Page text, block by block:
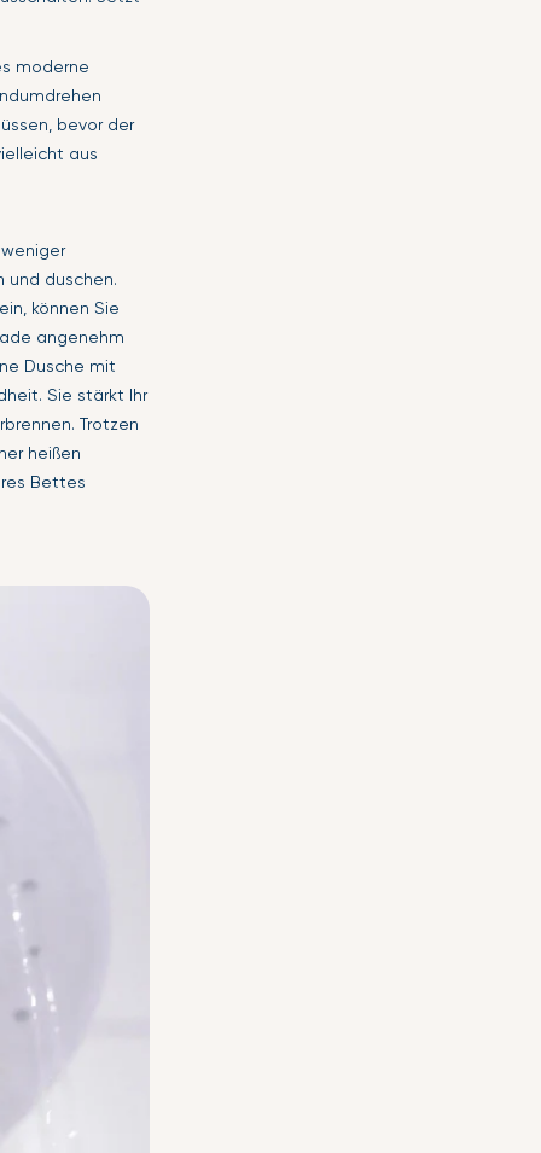
moderne
bevor der
aus
und duschen.
können Sie
angenehm
Dusche mit
Sie stärkt Ihr
Trotzen
heißen
Bettes